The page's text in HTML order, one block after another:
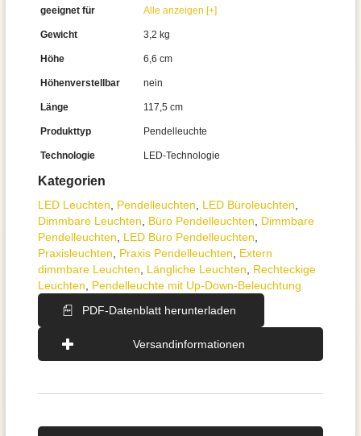
Kategorien
LED Leuchten Pendel­leuchten LED Büroleuchten
Dimmbare Leuchten
Büro Pendelleuchten
Dimmbare
Pendelleuchten
LED Büro Pendelleuchten
Praxisleuchten
Praxis Pendelleuchten
Extern
dimmbare Leuchten
Längliche Leuchten
Rechteckige
Leuchten
Pendelleuchte mit Up-Down-Beleuchtung
PDF-Datenblatt herunterladen
Versandinformationen
geeignet für Alle anzeigen [+]
Gewicht 3,2 kg
Höhe 6,6 cm
Höhenverstellbar nein
Länge 117,5 cm
Produkttyp Pendelleuchte
Technologie LED-Technologie